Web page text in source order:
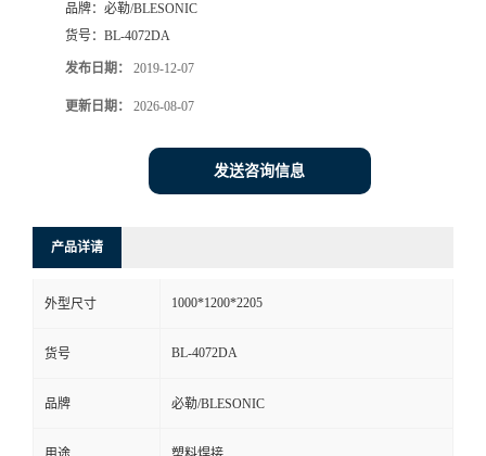
品牌： 必勒/BLESONIC
货号： BL-4072DA
发布日期： 2019-12-07
更新日期： 2026-08-07
发送咨询信息
产品详请
外型尺寸 1000*1200*2205
货号 BL-4072DA
品牌 必勒/BLESONIC